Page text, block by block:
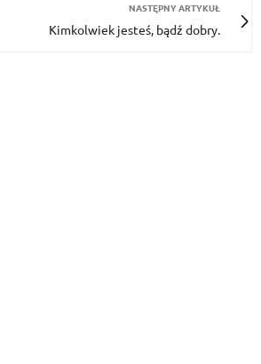
NASTĘPNY ARTYKUŁ
Kimkolwiek jesteś, bądź dobry.